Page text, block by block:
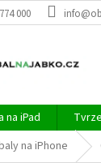
000
na iPad
na iPhone